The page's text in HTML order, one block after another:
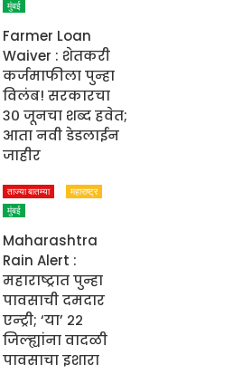
मुंबई
Farmer Loan
Waiver : शेतकरी
कर्जमाफीला पुन्हा
विलंब! सरकारचा
३० जूनचा शब्द हवेत;
आता नवी डेडलाईन
जाहीर
ताज्या बातम्या
महाराष्ट्र
मुंबई
Maharashtra
Rain Alert :
महाराष्ट्रात पुन्हा
पावसाची दमदार
एन्ट्री; ‘या’ २२
जिल्ह्यांना वादळी
पावसाचा इशारा